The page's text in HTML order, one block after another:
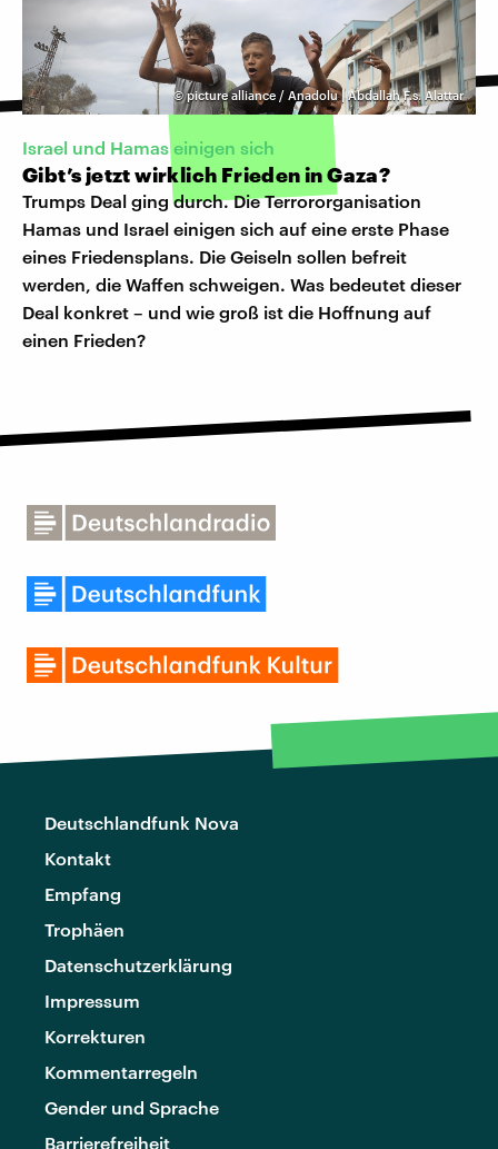
©picture alliance / Anadolu | Abdallah F.s. Alattar
Israel und Hamas einigen sich
Gibt’s jetzt wirklich Frieden in Gaza?
Trumps Deal ging durch. Die Terrororganisation
Hamas und Israel einigen sich auf eine erste Phase
eines Friedensplans. Die Geiseln sollen befreit
werden, die Waffen schweigen. Was bedeutet dieser
Deal konkret – und wie groß ist die Hoffnung auf
einen Frieden?
Deutschlandfunk Nova
Kontakt
Empfang
Trophäen
Datenschutzerklärung
Impressum
Korrekturen
Kommentarregeln
Gender und Sprache
Barrierefreiheit